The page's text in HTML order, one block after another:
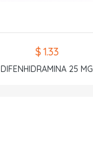
$ 1.33
DIFENHIDRAMINA 25 MG